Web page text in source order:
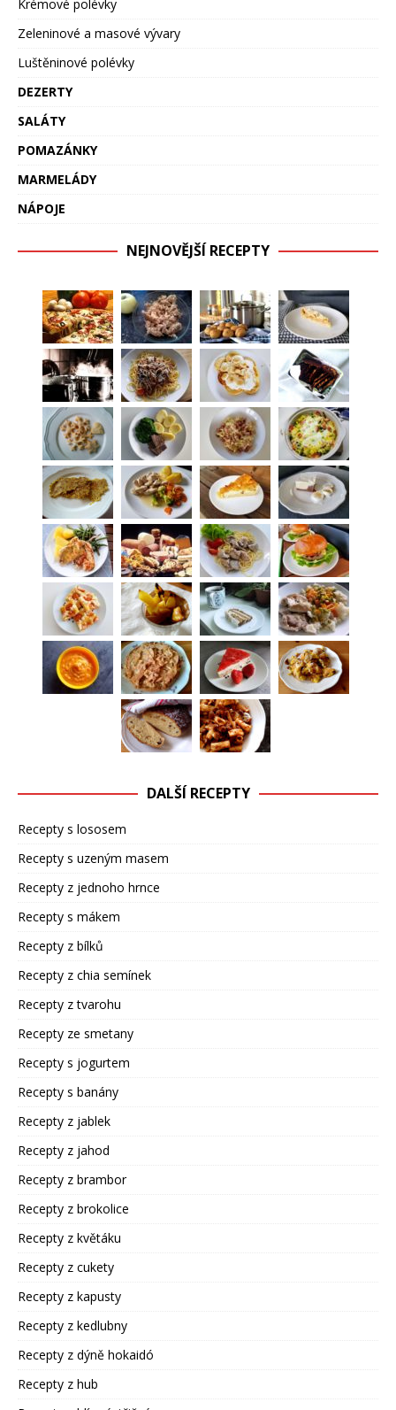
Krémové polévky
Zeleninové a masové vývary
Luštěninové polévky
DEZERTY
SALÁTY
POMAZÁNKY
MARMELÁDY
NÁPOJE
NEJNOVĚJŠÍ RECEPTY
DALŠÍ RECEPTY
Recepty s lososem
Recepty s uzeným masem
Recepty z jednoho hrnce
Recepty s mákem
Recepty z bílků
Recepty z chia semínek
Recepty z tvarohu
Recepty ze smetany
Recepty s jogurtem
Recepty s banány
Recepty z jablek
Recepty z jahod
Recepty z brambor
Recepty z brokolice
Recepty z květáku
Recepty z cukety
Recepty z kapusty
Recepty z kedlubny
Recepty z dýně hokaidó
Recepty z hub